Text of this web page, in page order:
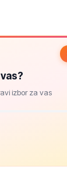
izbor za vas